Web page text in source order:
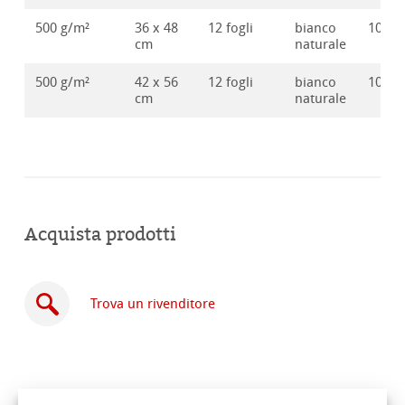
500 g/m²
36 x 48
cm
12 fogli
bianco
naturale
500 g/m²
42 x 56
cm
12 fogli
bianco
naturale
Acquista prodotti
Trova un rivenditore